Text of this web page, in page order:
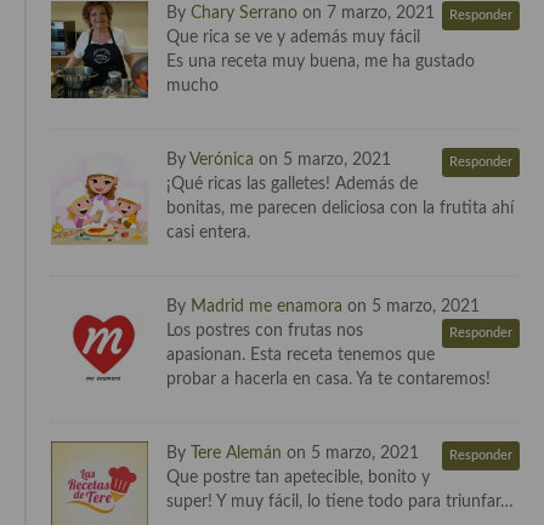
Cocina de Hawái
Cocina de Madagascar
Cocina Sudafrinaca
Cocina del Congo
Cocina callejera
Cocinas de España
Cocina Andaluza
By Chary Serrano on 7 marzo, 2021 Responder
Que rica se ve y además muy fácil
Es una receta muy buena, me ha gustado
mucho
By Verónica on 5 marzo, 2021 Responder
¡Qué ricas las galletes! Además de
bonitas, me parecen deliciosa con la frutita ahí
casi entera.
By Madrid me enamora on 5 marzo, 2021
Responder
Los postres con frutas nos
apasionan. Esta receta tenemos que
probar a hacerla en casa. Ya te contaremos!
By Tere Alemán on 5 marzo, 2021 Responder
Que postre tan apetecible, bonito y
super! Y muy fácil, lo tiene todo para triunfar…